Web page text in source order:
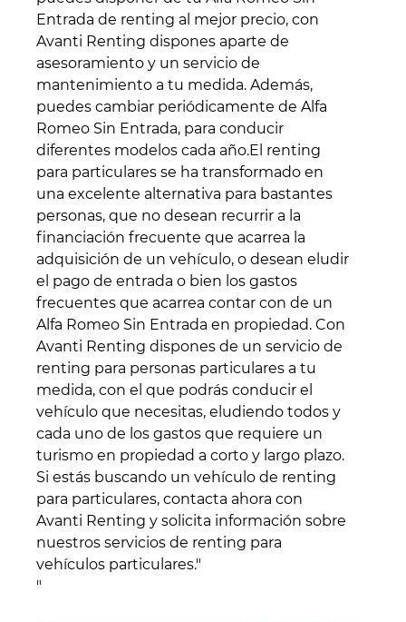
Entrada de renting al mejor precio, con
Avanti Renting dispones aparte de
asesoramiento y un servicio de
mantenimiento a tu medida. Además,
puedes cambiar periódicamente de Alfa
Romeo Sin Entrada, para conducir
diferentes modelos cada año.El renting
para particulares se ha transformado en
una excelente alternativa para bastantes
personas, que no desean recurrir a la
financiación frecuente que acarrea la
adquisición de un vehículo, o desean eludir
el pago de entrada o bien los gastos
frecuentes que acarrea contar con de un
Alfa Romeo Sin Entrada en propiedad. Con
Avanti Renting dispones de un servicio de
renting para personas particulares a tu
medida, con el que podrás conducir el
vehículo que necesitas, eludiendo todos y
cada uno de los gastos que requiere un
turismo en propiedad a corto y largo plazo.
Si estás buscando un vehículo de renting
para particulares, contacta ahora con
Avanti Renting y solicita información sobre
nuestros servicios de renting para
vehículos particulares."
"